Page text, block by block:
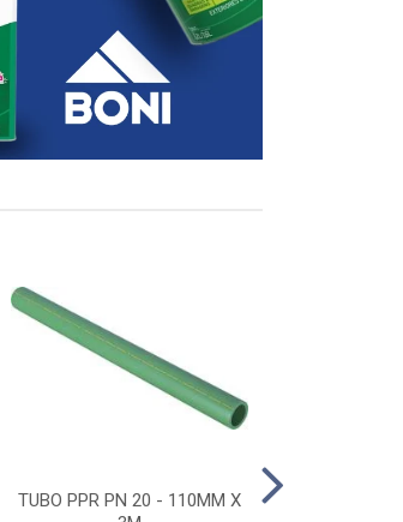
TUBO PPR PN 20 - 110MM X